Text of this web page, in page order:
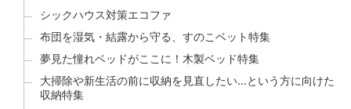
シックハウス対策エコファ
布団を湿気・結露から守る、すのこベット特集
夢見た憧れベッドがここに！木製ベッド特集
大掃除や新生活の前に収納を見直したい…という方に向けた
収納特集